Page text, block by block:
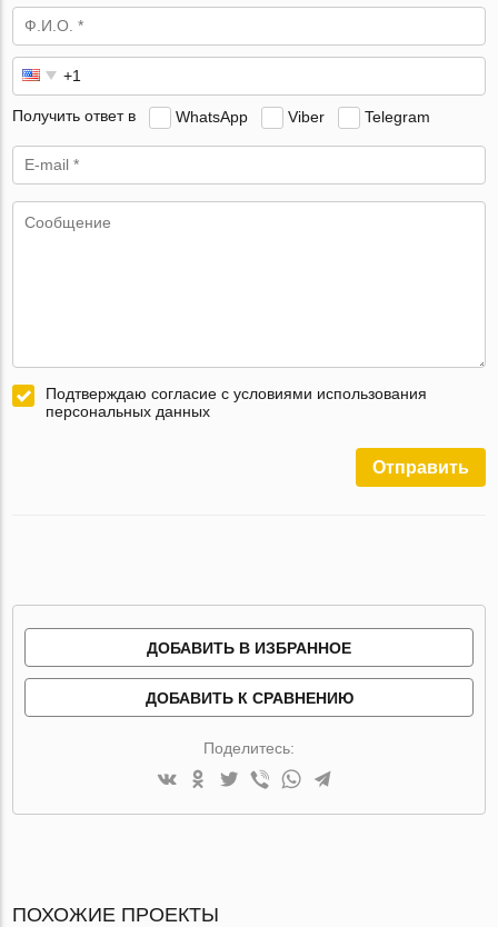
Получить ответ в WhatsApp Viber Telegram
Подтверждаю согласие с условиями использования
персональных данных
Отправить
ДОБАВИТЬ В ИЗБРАННОЕ
ДОБАВИТЬ К СРАВНЕНИЮ
Поделитесь:
ПОХОЖИЕ ПРОЕКТЫ